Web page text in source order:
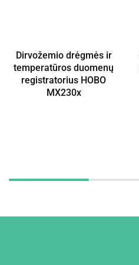
Dirvožemio drėgmės ir
temperatūros duomenų
registratorius HOBO
MX230x